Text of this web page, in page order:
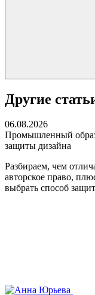
Другие
06.08.2026
Промышленный
защиты дизайна
Разбираем, чем
авторское право,
выбрать способ